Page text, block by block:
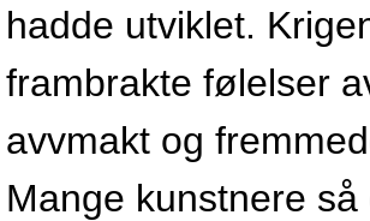
hadde utviklet.
frambrakte følelser
avvmakt og
Mange kunstnere så